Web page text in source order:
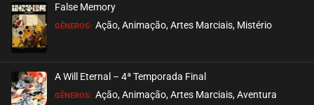
EPISÓDIO 21
setembro 02, 2020
EPISÓDIO 20
setembro 02, 2020
False Memory
GÊNEROS: Ação, Animação, Artes Marciais, Mistério
A Will Eternal – 4ª Temporada Final
GÊNEROS: Ação, Animação, Artes Marciais, Aventura